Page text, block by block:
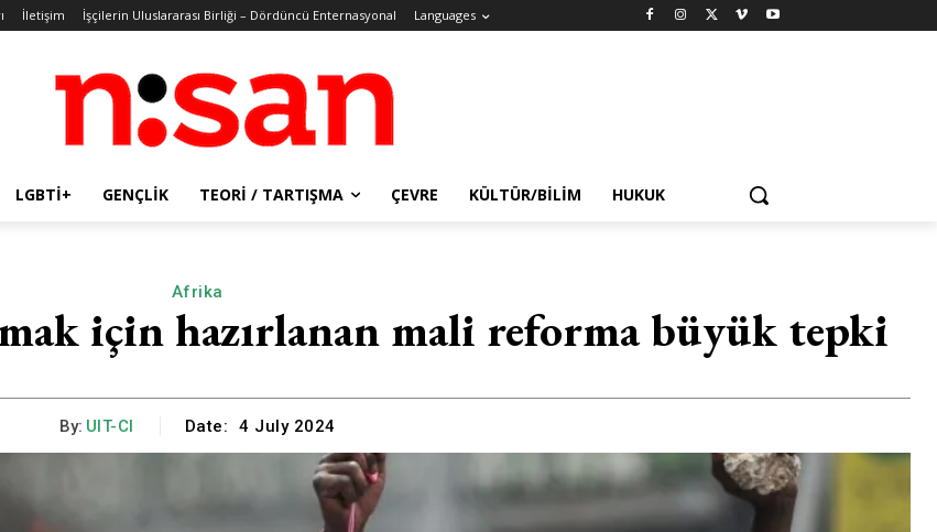
İletişim İşçilerin Uluslararası Birliği – Dördüncü Enternasyonal Languages
LGBTİ+ GENÇLIK TEORI / TARTIŞMA ÇEVRE KÜLTÜR/BILIM HUKUK
Afrika
için hazırlanan mali reforma büyük tepki
By: UIT-CI Date: 4 July 2024